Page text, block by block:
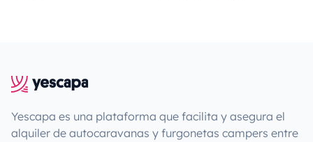
Yescapa es una plataforma que facilita y asegura el
alquiler de autocaravanas y furgonetas campers entre